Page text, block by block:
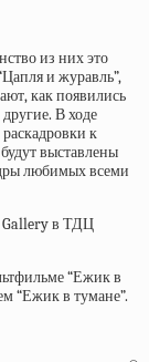
из них это
и журавль”,
как появились
В ходе
к
выставлены
любимых всеми
Gallery в ТДЦ
“Ежик в
“Ежик в тумане”.